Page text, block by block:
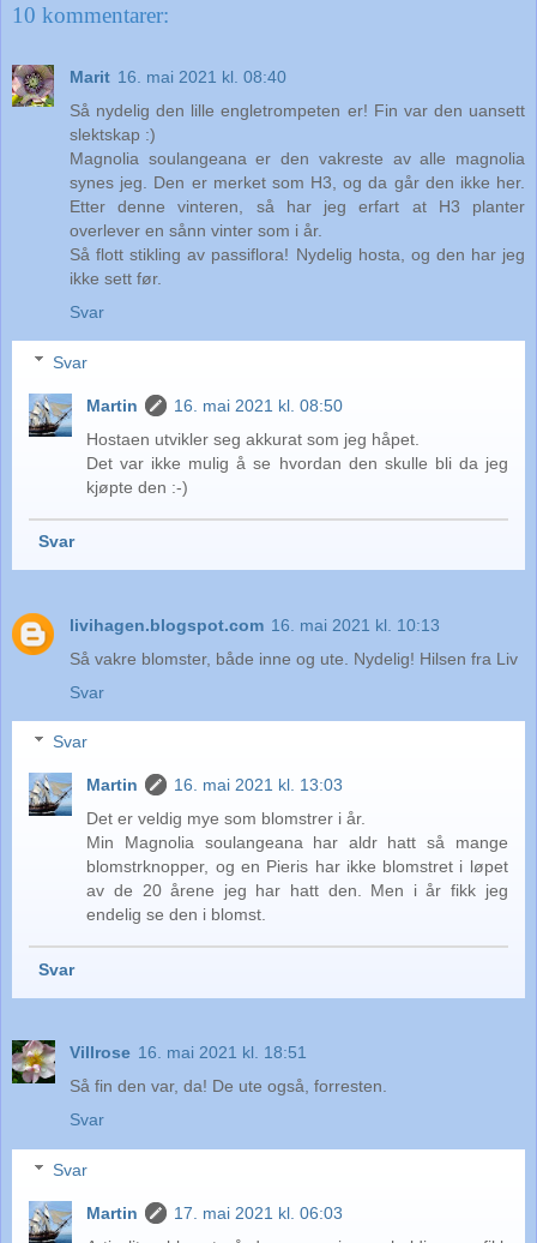
10 kommentarer:
Marit 16. mai 2021 kl. 08:40
Så nydelig den lille engletrompeten er! Fin var den uansett
slektskap :)
Magnolia soulangeana er den vakreste av alle magnolia
synes jeg. Den er merket som H3, og da går den ikke her.
Etter denne vinteren, så har jeg erfart at H3 planter
overlever en sånn vinter som i år.
Så flott stikling av passiflora! Nydelig hosta, og den har jeg
ikke sett før.
Svar
Svar
Martin
16. mai 2021 kl. 08:50
Hostaen utvikler seg akkurat som jeg håpet.
Det var ikke mulig å se hvordan den skulle bli da jeg
kjøpte den :-)
Svar
livihagen.blogspot.com 16. mai 2021 kl. 10:13
Så vakre blomster, både inne og ute. Nydelig! Hilsen fra Liv
Svar
Svar
Martin
16. mai 2021 kl. 13:03
Det er veldig mye som blomstrer i år.
Min Magnolia soulangeana har aldr hatt så mange
blomstrknopper, og en Pieris har ikke blomstret i løpet
av de 20 årene jeg har hatt den. Men i år fikk jeg
endelig se den i blomst.
Svar
Villrose 16. mai 2021 kl. 18:51
Så fin den var, da! De ute også, forresten.
Svar
Svar
Martin
17. mai 2021 kl. 06:03